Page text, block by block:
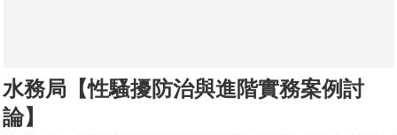
水務局【性騷擾防治與進階實務案例討
論】